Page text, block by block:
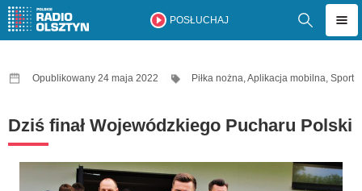
POSŁUCHAJ
Opublikowany 24 maja 2022 Piłka nożna,Aplikacja mobilna, Sport
Dziś finał Wojewódzkiego Pucharu Polski